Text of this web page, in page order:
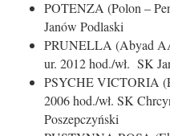
POTENZA (Polon –
Janów Podlaski
PRUNELLA (Abyad
ur. 2012 hod./wł. SK
PSYCHE VICTORIA
2006 hod./wł. SK
Poszepczyński